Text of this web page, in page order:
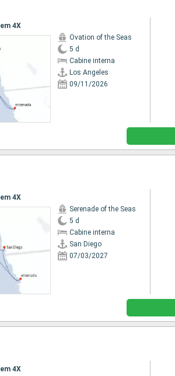
4X
Ovation of the Seas
5 d
Cabine interna
Los Angeles
09/11/2026
4X
Serenade of the Seas
5 d
Cabine interna
San Diego
07/03/2027
4X